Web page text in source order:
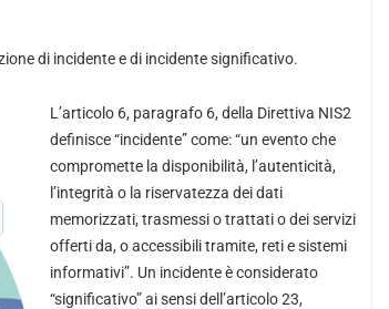
di incidente e di incidente significativo.
L’articolo 6, paragrafo 6, della Direttiva NIS2
definisce “incidente” come: “un evento che
compromette la disponibilità, l’autenticità,
l’integrità o la riservatezza dei dati
memorizzati, trasmessi o trattati o dei servizi
offerti da, o accessibili tramite, reti e sistemi
informativi”. Un incidente è considerato
“significativo” ai sensi dell’articolo 23,